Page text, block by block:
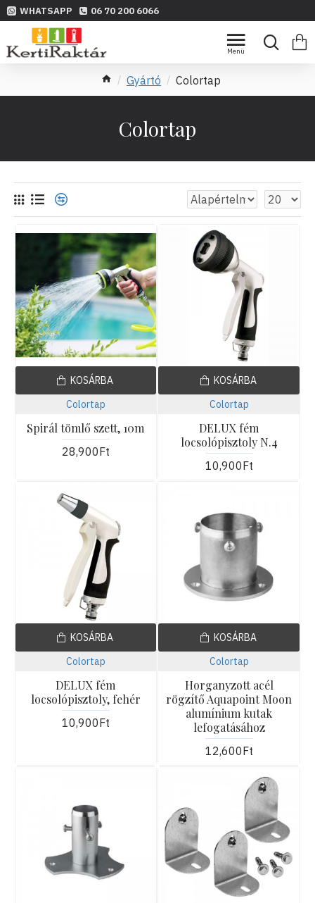
WHATSAPP 06 70 200 6066
Gyártó Colortap
Colortap
Colortap
Spirál tömlő szett, 10m
28,900Ft
KOSÁRBA
Colortap
DELUX fém
locsolópisztoly N.4
10,900Ft
KOSÁRBA
Colortap
DELUX fém
locsolópisztoly, fehér
10,900Ft
KOSÁRBA
Colortap
Horganyzott acél
rögzítő Aquapoint Moon
alumínium kutak
lefogatásához
12,600Ft
KOSÁRBA